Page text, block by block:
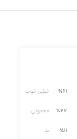
٪61 خیلی خوب
٪27 معمولی
٪11 بد